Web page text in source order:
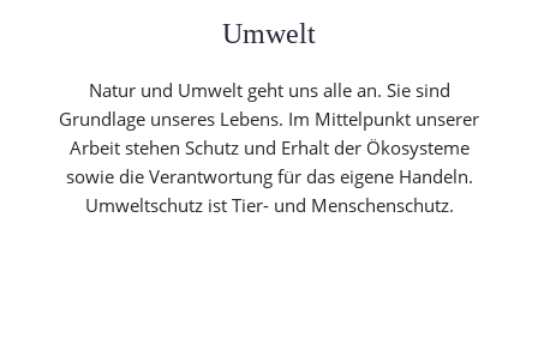
Umwelt
Natur und Umwelt geht uns alle an. Sie sind
Grundlage unseres Lebens. Im Mittelpunkt unserer
Arbeit stehen Schutz und Erhalt der Ökosysteme
sowie die Verantwortung für das eigene Handeln.
Umweltschutz ist Tier- und Menschenschutz.